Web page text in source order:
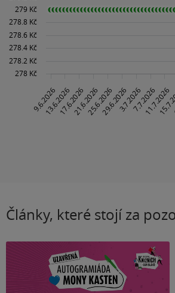
Články, které stojí za